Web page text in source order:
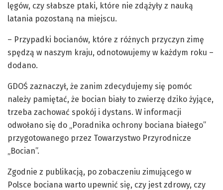
lęgów, czy słabsze ptaki, które nie zdążyły z nauką
latania pozostaną na miejscu.
– Przypadki bocianów, które z różnych przyczyn zimę
spędzą w naszym kraju, odnotowujemy w każdym roku –
dodano.
GDOŚ zaznaczył, że zanim zdecydujemy się pomóc
należy pamiętać, że bocian biały to zwierzę dziko żyjące,
trzeba zachować spokój i dystans. W informacji
odwołano się do „Poradnika ochrony bociana białego”
przygotowanego przez Towarzystwo Przyrodnicze
„Bocian”.
Zgodnie z publikacją, po zobaczeniu zimującego w
Polsce bociana warto upewnić się, czy jest zdrowy, czy